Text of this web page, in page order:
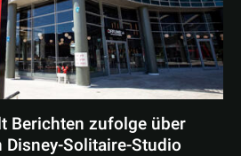
Berichten zufolge über
Solitaire-Studio